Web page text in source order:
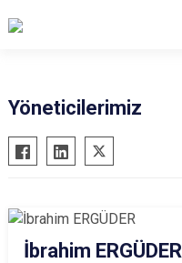
Yöneticilerimiz
İbrahim ERGÜDER